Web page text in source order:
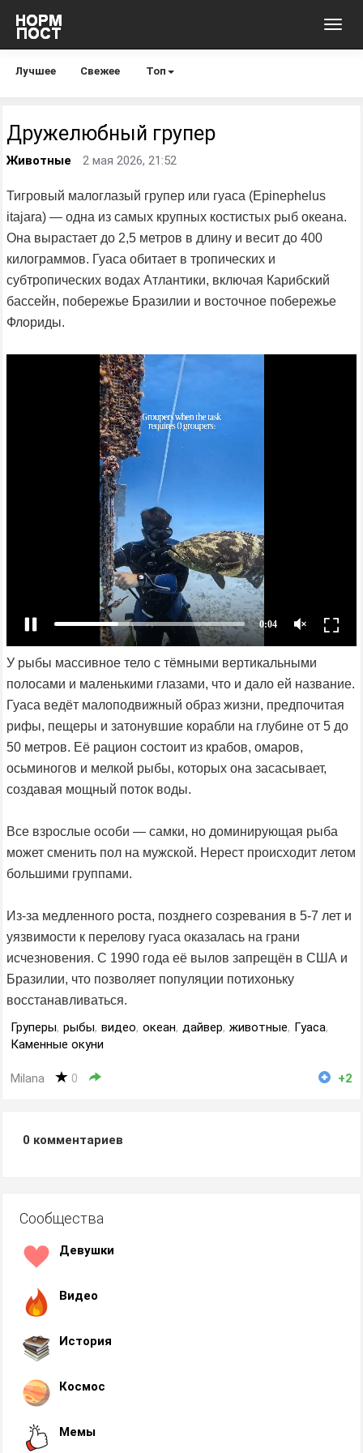
Лучшее Свежее Топ
Дружелюбный групер
Животные 2 мая 2026, 21:52
Тигровый малоглазый групер или гуаса (Epinephelus
itajara) — одна из самых крупных костистых рыб океана.
Она вырастает до 2,5 метров в длину и весит до 400
килограммов. Гуаса обитает в тропических и
субтропических водах Атлантики, включая Карибский
бассейн, побережье Бразилии и восточное побережье
Флориды.
У рыбы массивное тело с тёмными вертикальными
полосами и маленькими глазами, что и дало ей название.
Гуаса ведёт малоподвижный образ жизни, предпочитая
рифы, пещеры и затонувшие корабли на глубине от 5 до
50 метров. Её рацион состоит из крабов, омаров,
осьминогов и мелкой рыбы, которых она засасывает,
создавая мощный поток воды.
Все взрослые особи — самки, но доминирующая рыба
может сменить пол на мужской. Нерест происходит летом
большими группами.
Из-за медленного роста, позднего созревания в 5-7 лет и
уязвимости к перелову гуаса оказалась на грани
исчезновения. С 1990 года её вылов запрещён в США и
Бразилии, что позволяет популяции потихоньку
восстанавливаться.
Груперы, рыбы, видео, океан, дайвер, животные, Гуаса,
Каменные окуни
Milana 0 +2
0 комментариев
Сообщества
Девушки
Видео
История
Космос
Мемы